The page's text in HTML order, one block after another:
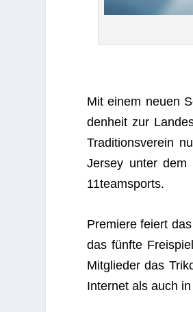
Mit einem neuen
den­heit zur
Tra­di­ti­ons­ver­ein
Jer­sey unter dem
11teamsports.
Pre­miere fei­ert
das fünfte
Mit­glie­der das
Inter­net als auch